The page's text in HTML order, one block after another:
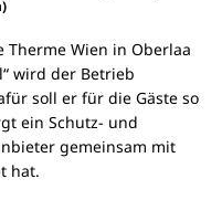
Therme Wien in Oberlaa
wird der Betrieb
soll er für die Gäste so
ein Schutz- und
gemeinsam mit
hat.